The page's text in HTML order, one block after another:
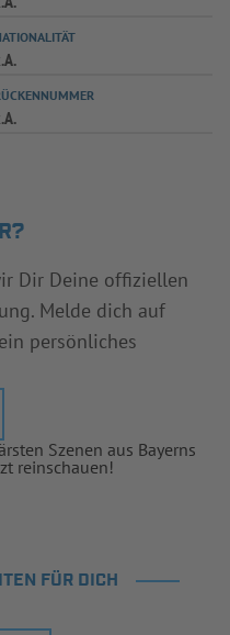
SPIELPLUS
Dir Deine offiziellen
Melde dich auf
persönliches
Szenen aus Bayerns
reinschauen!
FÜR DICH